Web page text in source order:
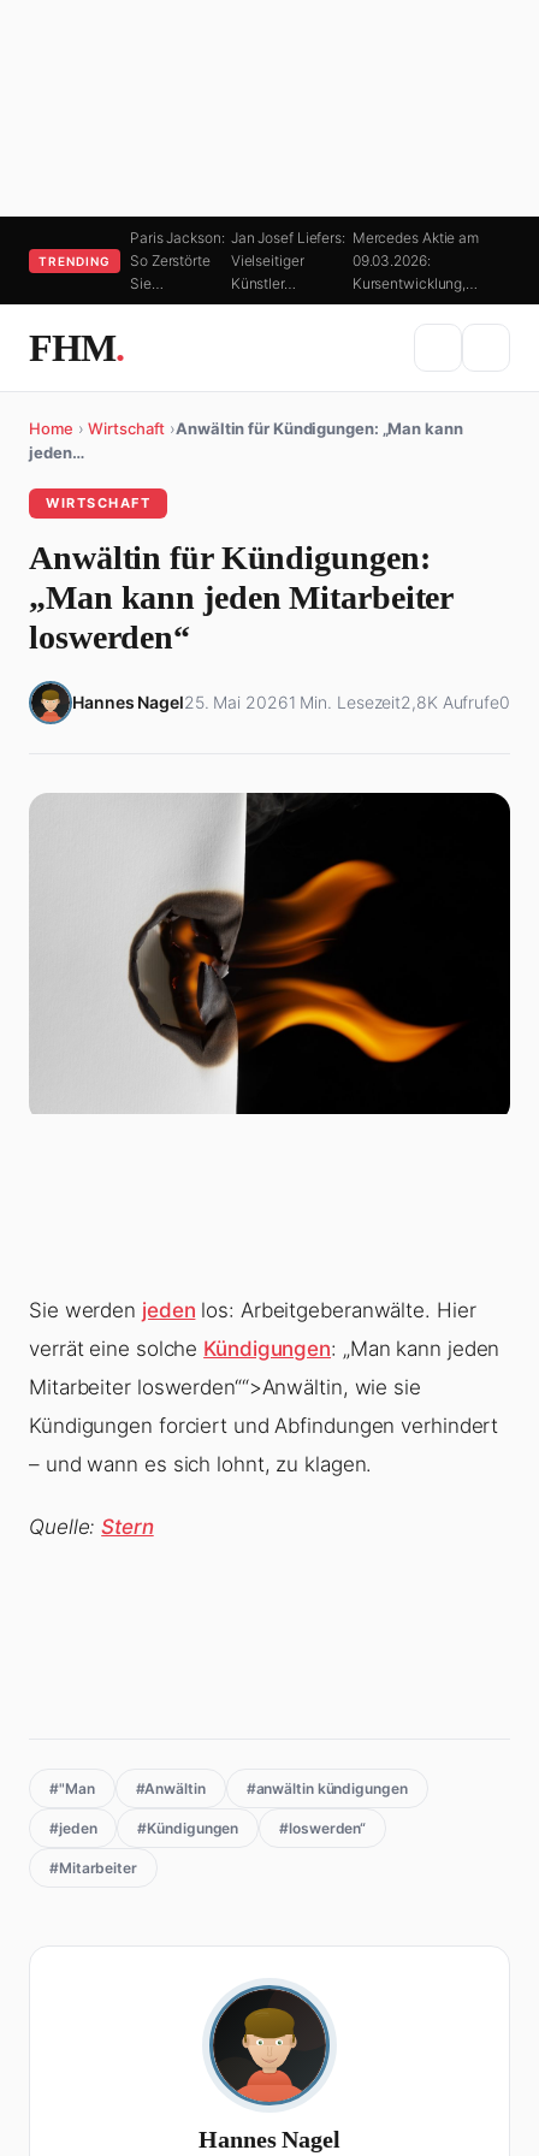
TRENDING
Paris Jackson:
So Zerstörte
Sie…
Jan Josef Liefers:
Vielseitiger
Künstler…
Mercedes Aktie am
09.03.2026:
Kursentwicklung,…
FHM.
Home › Wirtschaft ›Anwältin für Kündigungen: „Man kann
jeden…
WIRTSCHAFT
Anwältin für Kündigungen:
„Man kann jeden Mitarbeiter
loswerden“
Hannes Nagel25. Mai 20261 Min. Lesezeit2,8K Aufrufe0
Sie werden jeden los: Arbeitgeberanwälte. Hier
verrät eine solche Kündigungen: „Man kann jeden
Mitarbeiter loswerden““>Anwältin, wie sie
Kündigungen forciert und Abfindungen verhindert
– und wann es sich lohnt, zu klagen.
Quelle:Stern
#"Man #Anwältin #anwältin kündigungen
#jeden #Kündigungen #loswerden“
#Mitarbeiter
Hannes Nagel